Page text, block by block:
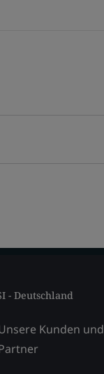
- Deutschland
Kunden und